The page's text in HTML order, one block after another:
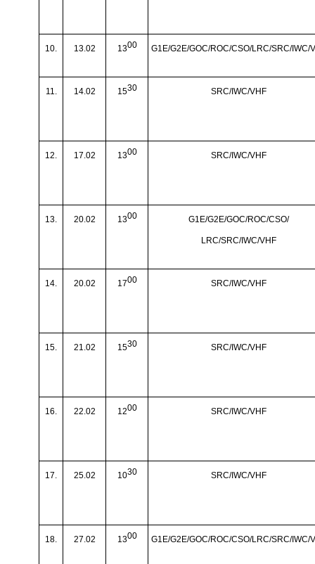
10. 13.02 1300 G1E/G2E/GOC/ROC/CSO/LRC/SRC/IWC/
11. 14.02 1530 SRC/IWC/VHF
12. 17.02 1300 SRC/IWC/VHF
13. 20.02 1300 G1E/G2E/GOC/ROC/CSO/
LRC/SRC/IWC/VHF
14. 20.02 1700 SRC/IWC/VHF
15. 21.02 1530 SRC/IWC/VHF
16. 22.02 1200 SRC/IWC/VHF
17. 25.02 1030 SRC/IWC/VHF
18. 27.02 1300 G1E/G2E/GOC/ROC/CSO/LRC/SRC/IWC/